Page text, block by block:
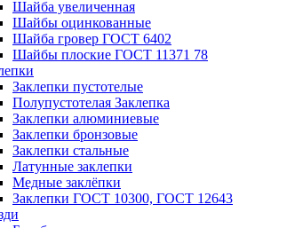
Шайба увеличенная
Шайбы оцинкованные
Шайба гровер ГОСТ 6402
Шайбы плоские ГОСТ 11371 78
Заклепки пустотелые
Полупустотелая Заклепка
Заклепки алюминиевые
Заклепки бронзовые
Заклепки стальные
Латунные заклепки
Медные заклёпки
Заклепки ГОСТ 10300, ГОСТ 12643